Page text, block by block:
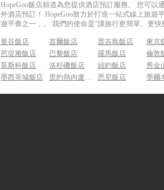
HopeGoo飯店頻道為您提供酒店預訂服務。 您可
外酒店預訂！ HopeGoo致力於打造一站式線上旅
遊平臺之一，。 我們的使命是“讓旅行更簡單、更
曼谷飯店 首爾飯店 普吉島飯店
東京
芭堤雅飯店
巴黎飯店 羅馬飯店
倫敦
莫斯科飯店
洛杉磯飯店 紐約飯店
舊金
墨西哥城飯店
里約熱內盧飯店 悉尼飯店 墨爾